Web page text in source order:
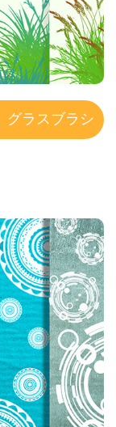
グラスブラシ